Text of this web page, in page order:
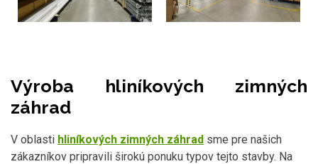
Výroba hliníkových zimných
záhrad
V oblasti hliníkových zimných záhrad sme pre našich
zákazníkov pripravili širokú ponuku typov tejto stavby. Na